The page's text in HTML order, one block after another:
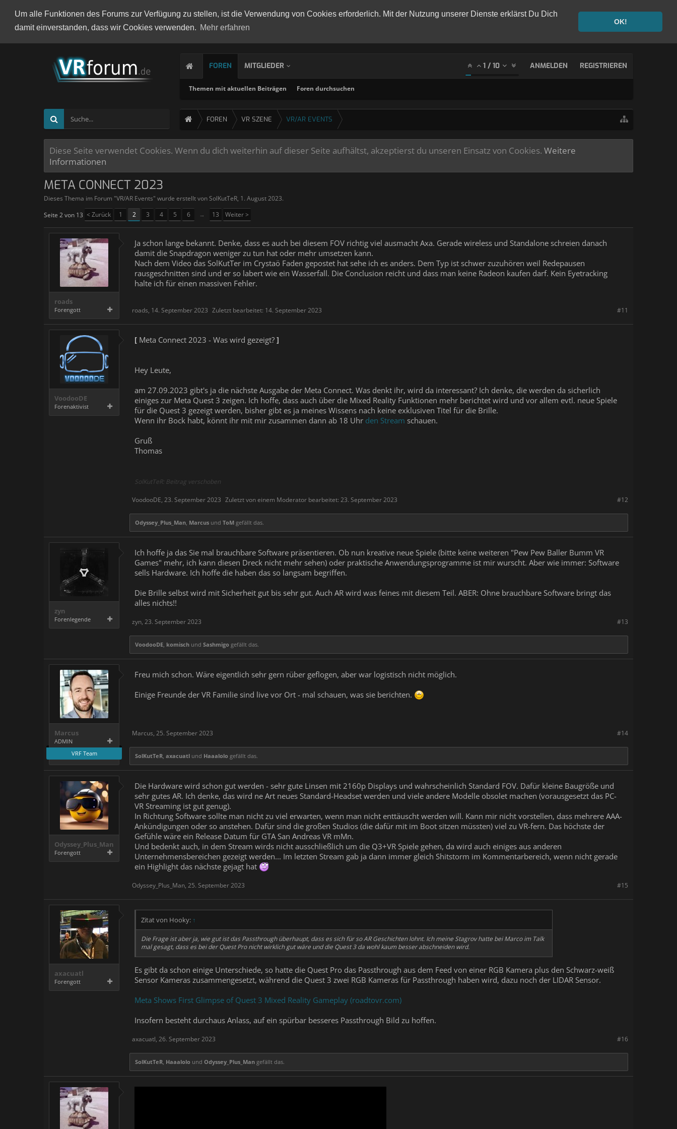
Um alle Funktionen des Forums zur Verfügung zu stellen, ist die Verwendung von Cookies erforderlich. Mit der Nutzung unserer Dienste erklärst Du Dich
damit einverstanden, dass wir Cookies verwenden. Mehr erfahren
OK!
FOREN
Themen mit aktuellen Beiträgen Foren durchsuchen
MITGLIEDER 1 / 10 ANMELDEN REGISTRIEREN
FOREN VR SZENE VR/AR EVENTS
Diese Seite verwendet Cookies. Wenn du dich weiterhin auf dieser Seite aufhältst, akzeptierst du unseren Einsatz von Cookies. Weitere
Informationen
META CONNECT 2023
Dieses Thema im Forum "VR/AR Events" wurde erstellt vonSolKutTeR, 1. August 2023.
Seite 2 von 13 < Zurück 1 2 3 4 5 6 → 13 Weiter >
roads
Forengott
Ja schon lange bekannt. Denke, dass es auch bei diesem FOV richtig viel ausmacht Axa. Gerade wireless und Standalone schreien danach
damit die Snapdragon weniger zu tun hat oder mehr umsetzen kann.
Nach dem Video das SolKutTer im Crystaö Faden gepostet hat sehe ich es anders. Dem Typ ist schwer zuzuhören weil Redepausen
rausgeschnitten sind und er so labert wie ein Wasserfall. Die Conclusion reicht und dass man keine Radeon kaufen darf. Kein Eyetracking
halte ich für einen massiven Fehler.
#11
roads, 14. September 2023 Zuletzt bearbeitet: 14. September 2023
VoodooDE
Forenaktivist
[ Meta Connect 2023 - Was wird gezeigt? ]
Hey Leute,
am 27.09.2023 gibt's ja die nächste Ausgabe der Meta Connect. Was denkt ihr, wird da interessant? Ich denke, die werden da sicherlich
einiges zur Meta Quest 3 zeigen. Ich hoffe, dass auch über die Mixed Reality Funktionen mehr berichtet wird und vor allem evtl. neue Spiele
für die Quest 3 gezeigt werden, bisher gibt es ja meines Wissens nach keine exklusiven Titel für die Brille.
Wenn ihr Bock habt, könnt ihr mit mir zusammen dann ab 18 Uhr den Stream schauen.
Gruß
Thomas
SolKutTeR: Beitrag verschoben
#12
VoodooDE, 23. September 2023 Zuletzt von einem Moderator bearbeitet: 23. September 2023
Odyssey_Plus_Man, Marcus und ToM gefällt das.
zyn
Forenlegende
Ich hoffe ja das Sie mal brauchbare Software präsentieren. Ob nun kreative neue Spiele (bitte keine weiteren "Pew Pew Baller Bumm VR
Games" mehr, ich kann diesen Dreck nicht mehr sehen) oder praktische Anwendungsprogramme ist mir wurscht. Aber wie immer: Software
sells Hardware. Ich hoffe die haben das so langsam begriffen.
Die Brille selbst wird mit Sicherheit gut bis sehr gut. Auch AR wird was feines mit diesem Teil. ABER: Ohne brauchbare Software bringt das
alles nichts!!
#13
zyn, 23. September 2023
VoodooDE, komisch und Sashmigo gefällt das.
Marcus
ADMIN
VRF Team
Freu mich schon. Wäre eigentlich sehr gern rüber geflogen, aber war logistisch nicht möglich.
Einige Freunde der VR Familie sind live vor Ort - mal schauen, was sie berichten.
#14
Marcus, 25. September 2023
SolKutTeR, axacuatl und Haaalolo gefällt das.
Odyssey_Plus_Man
Forengott
Die Hardware wird schon gut werden - sehr gute Linsen mit 2160p Displays und wahrscheinlich Standard FOV. Dafür kleine Baugröße und
sehr gutes AR. Ich denke, das wird ne Art neues Standard-Headset werden und viele andere Modelle obsolet machen (vorausgesetzt das PC-
VR Streaming ist gut genug).
In Richtung Software sollte man nicht zu viel erwarten, wenn man nicht enttäuscht werden will. Kann mir nicht vorstellen, dass mehrere AAA-
Ankündigungen oder so anstehen. Dafür sind die großen Studios (die dafür mit im Boot sitzen müssten) viel zu VR-fern. Das höchste der
Gefühle wäre ein Release Datum für GTA San Andreas VR mMn.
Und bedenkt auch, in dem Stream wirds nicht ausschließlich um die Q3+VR Spiele gehen, da wird auch einiges aus anderen
Unternehmensbereichen gezeigt werden... Im letzten Stream gab ja dann immer gleich Shitstorm im Kommentarbereich, wenn nicht gerade
ein Highlight das nächste gejagt hat
#15
Odyssey_Plus_Man, 25. September 2023
axacuatl
Forengott
Zitat von Hooky: ↑
Die Frage ist aber ja, wie gut ist das Passthrough überhaupt, dass es sich für so AR Geschichten lohnt. Ich meine Stagrov hatte bei Marco im Talk
mal gesagt, dass es bei der Quest Pro nicht wirklich gut wäre und die Quest 3 da wohl kaum besser abschneiden wird.
Es gibt da schon einige Unterschiede, so hatte die Quest Pro das Passthrough aus dem Feed von einer RGB Kamera plus den Schwarz-weiß
Sensor Kameras zusammengesetzt, während die Quest 3 zwei RGB Kameras für Passthrough haben wird, dazu noch der LIDAR Sensor.
Meta Shows First Glimpse of Quest 3 Mixed Reality Gameplay (roadtovr.com)
Insofern besteht durchaus Anlass, auf ein spürbar besseres Passthrough Bild zu hoffen.
#16
axacuatl, 26. September 2023
SolKutTeR Haaalolo und Odyssey_Plus_Man gefällt das.